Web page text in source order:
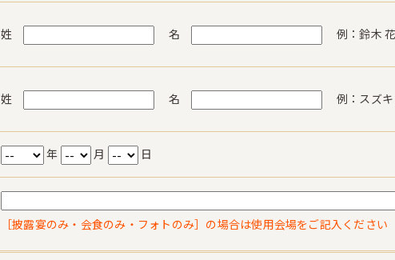
姓 名 例：鈴木
姓 名 例：スズキ
年 月 日
［披露宴のみ・会食のみ・フォトのみ］の場合は使用会場をご記入ください